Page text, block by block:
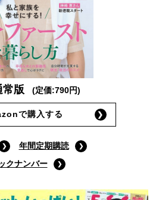
常版 (定価:790円)
で購入する
年間定期購読
クナンバー